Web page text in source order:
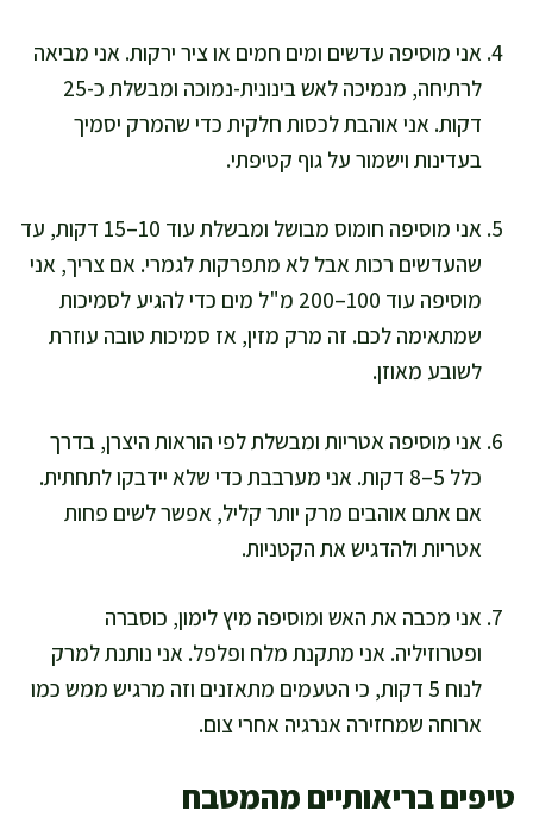
אני מוסיפה עדשים ומים חמים או ציר ירקות. אני מביאה
לרתיחה, מנמיכה לאש בינונית-נמוכה ומבשלת כ-25
דקות. אני אוהבת לכסות חלקית כדי שהמרק יסמיך
בעדינות וישמור על גוף קטיפתי.
אני מוסיפה חומוס מבושל ומבשלת עוד 10–15 דקות, עד
שהעדשים רכות אבל לא מתפרקות לגמרי. אם צריך, אני
מוסיפה עוד 100–200 מ"ל מים כדי להגיע לסמיכות
שמתאימה לכם. זה מרק מזין, אז סמיכות טובה עוזרת
לשובע מאוזן.
אני מוסיפה אטריות ומבשלת לפי הוראות היצרן, בדרך
כלל 5–8 דקות. אני מערבבת כדי שלא יידבקו לתחתית.
אם אתם אוהבים מרק יותר קליל, אפשר לשים פחות
אטריות ולהדגיש את הקטניות.
אני מכבה את האש ומוסיפה מיץ לימון, כוסברה
ופטרוזיליה. אני מתקנת מלח ופלפל. אני נותנת למרק
לנוח 5 דקות, כי הטעמים מתאזנים וזה מרגיש ממש כמו
ארוחה שמחזירה אנרגיה אחרי צום.
טיפים בריאותיים מהמטבח